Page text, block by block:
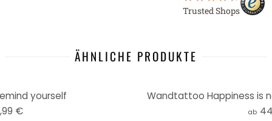
Trusted Shops
ÄHNLICHE PRODUKTE
yourself
€
Wandtattoo Happiness is
ab